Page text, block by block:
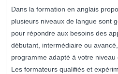
Dans la formation en anglais
plusieurs niveaux de langue sont
pour répondre aux besoins des
débutant, intermédiaire ou
programme adapté à votre niveau
Les formateurs qualifiés et